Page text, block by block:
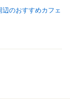
辺のおすすめカフェ